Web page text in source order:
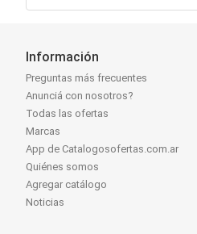
Información
Preguntas más frecuentes
Anunciá con nosotros?
Todas las ofertas
Marcas
App de Catalogosofertas.com.ar
Quiénes somos
Agregar catálogo
Noticias